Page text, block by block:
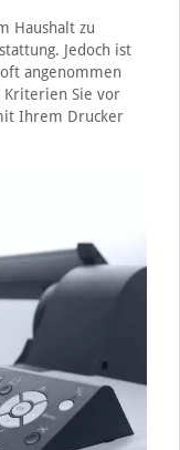
Haushalt zu
Jedoch ist
angenommen
Kriterien Sie vor
Ihrem Drucker